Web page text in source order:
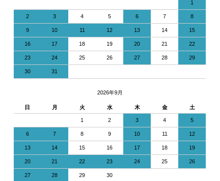
1
2 3 4 5 6 7 8
9 10 11 12 13 14 15
16 17 18 19 20 21 22
23 24 25 26 27 28 29
30 31
2026年9月
日 月 火 水 木 金 土
1 2 3 4 5
6 7 8 9 10 11 12
13 14 15 16 17 18 19
20 21 22 23 24 25 26
27 28 29 30